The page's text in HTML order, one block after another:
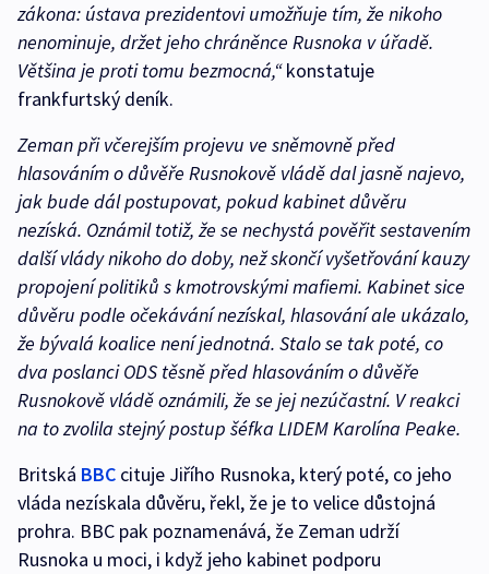
zákona: ústava prezidentovi umožňuje tím, že nikoho
nenominuje, držet jeho chráněnce Rusnoka v úřadě.
Většina je proti tomu bezmocná,“konstatuje
frankfurtský deník.
Zeman při včerejším projevu ve sněmovně před
hlasováním o důvěře Rusnokově vládě dal jasně najevo,
jak bude dál postupovat, pokud kabinet důvěru
nezíská. Oznámil totiž, že se nechystá pověřit sestavením
další vlády nikoho do doby, než skončí vyšetřování kauzy
propojení politiků s kmotrovskými mafiemi. Kabinet sice
důvěru podle očekávání nezískal, hlasování ale ukázalo,
že bývalá koalice není jednotná. Stalo se tak poté, co
dva poslanci ODS těsně před hlasováním o důvěře
Rusnokově vládě oznámili, že se jej nezúčastní. V reakci
na to zvolila stejný postup šéfka LIDEM Karolína Peake.
Britská BBC cituje Jiřího Rusnoka, který poté, co jeho
vláda nezískala důvěru, řekl, že je to velice důstojná
prohra. BBC pak poznamenává, že Zeman udrží
Rusnoka u moci, i když jeho kabinet podporu